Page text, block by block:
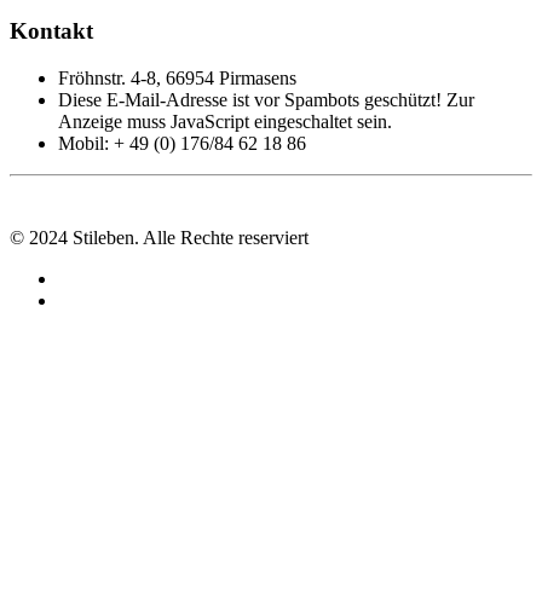
Kontakt
Fröhnstr. 4-8, 66954 Pirmasens
Diese E-Mail-Adresse ist vor Spambots geschützt! Zur
Anzeige muss JavaScript eingeschaltet sein.
Mobil: + 49 (0) 176/84 62 18 86
© 2024 Stileben. Alle Rechte reserviert